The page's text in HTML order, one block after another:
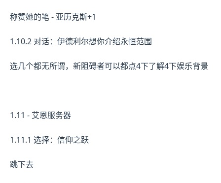
称赞她的笔 - 亚历克斯+1
1.10.2 对话：伊德利尔想你介绍永恒范围
选几个都无所谓，新阻碍者可以都点4下了解4下娱乐背景
1.11 - 艾恩服务器
1.11.1 选择：信仰之跃
跳下去